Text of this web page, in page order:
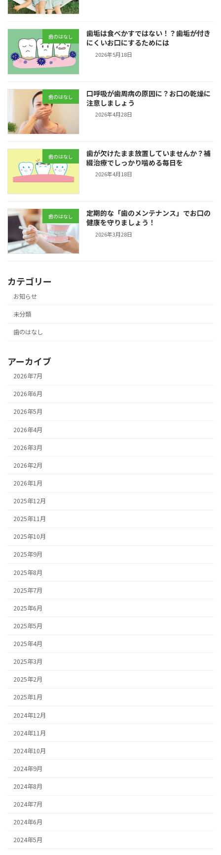
歯のはなし
歯垢は食べかすではない！？歯垢が付き
にくいお口にするためには
2026年5月18日
歯のはなし
口呼吸が歯周病の原因に？お口の乾燥に
注意しましょう
2026年4月28日
歯のはなし
歯が欠けたまま放置していませんか？補
綴治療でしっかり噛める毎日を
2026年4月18日
歯のはなし
定期的な「歯のメンテナンス」でお口の
健康を守りましょう！
2026年3月28日
カテゴリー
お知らせ
未分類
歯のはなし
アーカイブ
2026年7月
2026年6月
2026年5月
2026年4月
2026年3月
2026年2月
2026年1月
2025年12月
2025年11月
2025年10月
2025年9月
2025年8月
2025年7月
2025年6月
2025年5月
2025年4月
2025年3月
2025年2月
2025年1月
2024年12月
2024年11月
2024年10月
2024年9月
2024年8月
2024年7月
2024年6月
2024年5月